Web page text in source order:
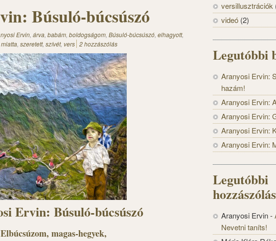
Búsuló-búcsúszó
Ervin, árva, babám, boldogságom, Búsuló-búcsúszó, elhagyott,
miatta, szeretett, szívét, vers 2 hozzászólás
Ervin: Búsuló-búcsúszó
Elbúcsúzom, magas-hegyek,
versillusztrációk
videó (2)
Legutóbbi
Aranyosi Ervin:
hazám!
Aranyosi Ervin:
Aranyosi Ervin:
Aranyosi Ervin:
Aranyosi Ervin:
Legutóbbi
Aranyosi Ervin-
Nevetni taníts!